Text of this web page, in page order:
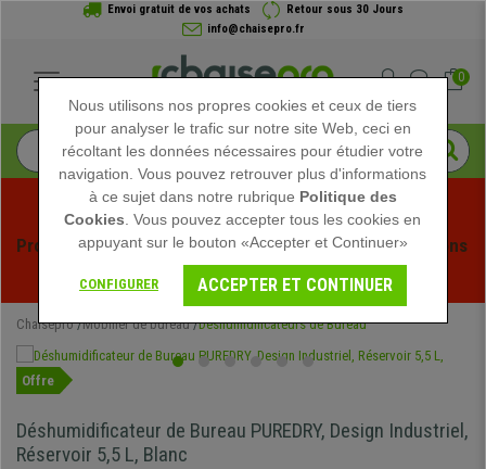
Envoi gratuit de vos achats
Retour sous 30 Jours
info@chaisepro.fr
0
Profitez des soldes d'été chez Chaisepro ! Des réductions
exclusives pour une durée limitée - Voir l'offre
Chaisepro Mobilier de bureau Déshumidificateurs de Bureau
Offre
Déshumidificateur de Bureau PUREDRY, Design Industriel,
Réservoir 5,5 L, Blanc
Nous utilisons nos propres cookies et ceux de tiers
pour analyser le trafic sur notre site Web, ceci en
récoltant les données nécessaires pour étudier votre
navigation. Vous pouvez retrouver plus d'informations
à ce sujet dans notre rubrique Politique des
Cookies . Vous pouvez accepter tous les cookies en
appuyant sur le bouton «Accepter et Continuer»
CONFIGURER ACCEPTER ET CONTINUER